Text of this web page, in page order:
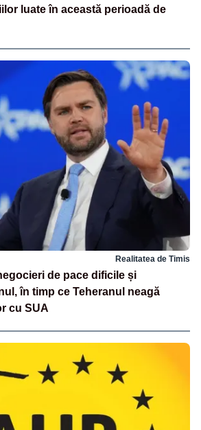
luate în această perioadă de
Realitatea de Timis
de pace dificile și
în timp ce Teheranul neagă
cu SUA